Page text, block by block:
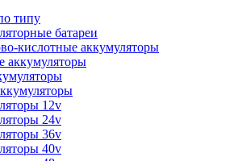
типу
батареи
кислотные аккумуляторы
аккумуляторы
12v
24v
36v
40v